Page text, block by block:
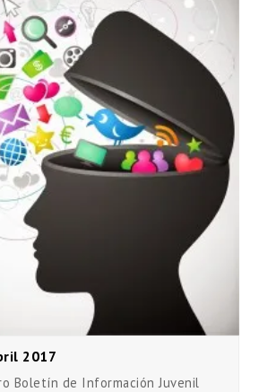
2017
Boletín de Información Juvenil